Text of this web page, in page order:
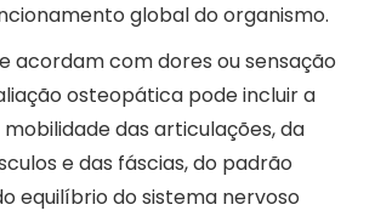
global do organismo.
acordam com dores ou sensação
osteopática pode incluir a
das articulações, da
e das fáscias, do padrão
equilíbrio do sistema nervoso